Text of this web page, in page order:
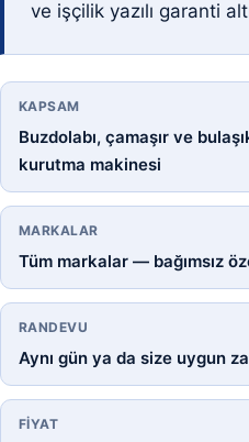
ve işçilik yazılı garanti
KAPSAM
Buzdolabı, çamaşır ve
kurutma makinesi
MARKALAR
Tüm markalar — bağımsız
RANDEVU
Aynı gün ya da size uygun
FIYAT